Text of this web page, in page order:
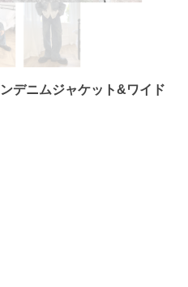
デニムジャケット&ワイド